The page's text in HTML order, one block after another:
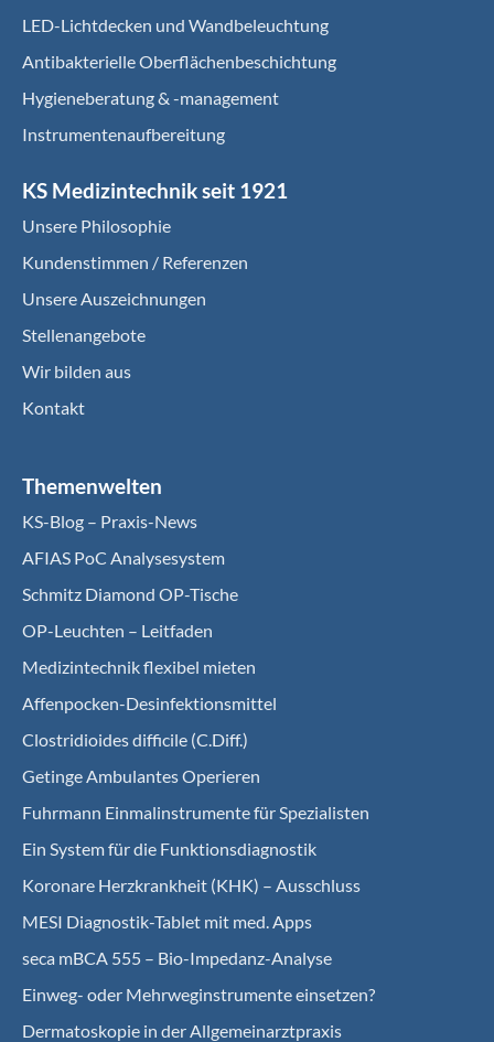
LED-Lichtdecken und Wandbeleuchtung
Antibakterielle Oberflächenbeschichtung
Hygieneberatung & -management
Instrumentenaufbereitung
KS Medizintechnik seit 1921
Unsere Philosophie
Kundenstimmen / Referenzen
Unsere Auszeichnungen
Stellenangebote
Wir bilden aus
Kontakt
Themenwelten
KS-Blog – Praxis-News
AFIAS PoC Analysesystem
Schmitz Diamond OP-Tische
OP-Leuchten – Leitfaden
Medizintechnik flexibel mieten
Affenpocken-Desinfektionsmittel
Clostridioides difficile (C.Diff.)
Getinge Ambulantes Operieren
Fuhrmann Einmalinstrumente für Spezialisten
Ein System für die Funktionsdiagnostik
Koro­nare Herz­krank­heit (KHK) – Ausschluss
MESI Diagnostik-Tablet mit med. Apps
seca mBCA 555 – Bio-Impedanz-Analyse
Einweg- oder Mehrweginstrumente einsetzen?
Dermatoskopie in der Allgemeinarztpraxis